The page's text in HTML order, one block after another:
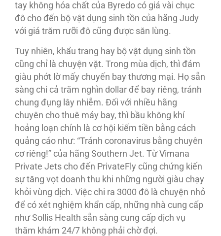
tay không hóa chất của Byredo có giá vài chục
đô cho đến bộ vật dụng sinh tồn của hãng Judy
với giá trăm rưỡi đô cũng được săn lùng.
Tuy nhiên, khẩu trang hay bộ vật dụng sinh tồn
cũng chỉ là chuyện vặt. Trong mùa dịch, thì đám
giàu phớt lờ mấy chuyến bay thương mại. Họ sẵn
sàng chi cả trăm nghìn dollar để bay riêng, tránh
chung đụng lây nhiễm. Ðối với nhiều hãng
chuyên cho thuê máy bay, thì bầu không khí
hoảng loạn chính là cơ hội kiếm tiền bằng cách
quảng cáo như: “Tránh coronavirus bằng chuyên
cơ riêng!” của hãng Southern Jet. Từ Vimana
Private Jets cho đến PrivateFly cũng chứng kiến
sự tăng vọt doanh thu khi những người giàu chạy
khỏi vùng dịch. Việc chi ra 3000 đô là chuyện nhỏ
để có xét nghiệm khẩn cấp, những nhà cung cấp
như Sollis Health sẵn sàng cung cấp dịch vụ
thăm khám 24/7 không phải chờ đợi.